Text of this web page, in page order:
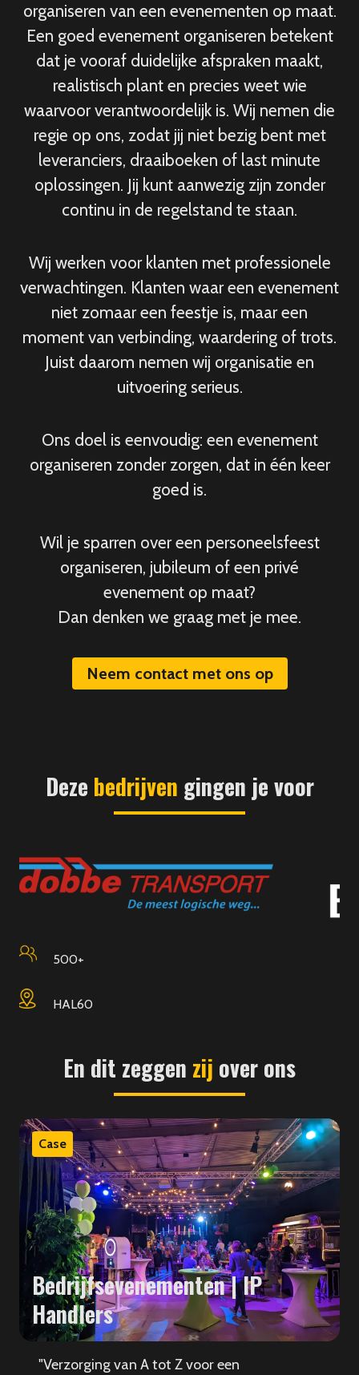
organiseren van een evenementen op maat.
Een goed evenement organiseren betekent
dat je vooraf duidelijke afspraken maakt,
realistisch plant en precies weet wie
waarvoor verantwoordelijk is. Wij nemen die
regie op ons, zodat jij niet bezig bent met
leveranciers, draaiboeken of last minute
oplossingen. Jij kunt aanwezig zijn zonder
continu in de regelstand te staan.
Wij werken voor klanten met professionele
verwachtingen. Klanten waar een evenement
niet zomaar een feestje is, maar een
moment van verbinding, waardering of trots.
Juist daarom nemen wij organisatie en
uitvoering serieus.
Ons doel is eenvoudig: een evenement
organiseren zonder zorgen, dat in één keer
goed is.
Wil je sparren over een personeelsfeest
organiseren, jubileum of een privé
evenement op maat?
Dan denken we graag met je mee.
Neem contact met ons op
Deze bedrijven gingen je voor
En dit zeggen zij over ons
Case
Bedrijfsevenementen | IP
Handlers
"Verzorging van A tot Z voor een